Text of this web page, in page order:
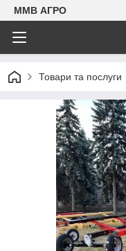
ММВ АГРО
Товари та послуги